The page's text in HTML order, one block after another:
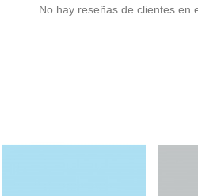
No hay reseñas de clientes en